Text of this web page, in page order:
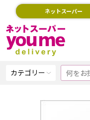
ネットスーパー
カテゴリー